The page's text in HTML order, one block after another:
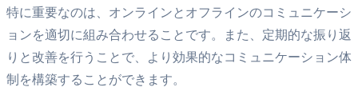
特に重要なのは、オンラインとオフラインのコミュニケーシ
ョンを適切に組み合わせることです。また、定期的な振り返
りと改善を行うことで、より効果的なコミュニケーション体
制を構築することができます。